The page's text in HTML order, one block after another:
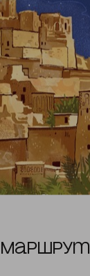
Маршрут